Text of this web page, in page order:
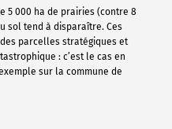
5 000 ha de prairies (contre 8
sol tend à disparaître. Ces
parcelles stratégiques et
: c’est le cas en
sur la commune de